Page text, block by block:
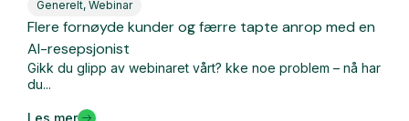
Generelt, Webinar
Flere fornøyde kunder og færre tapte anrop med en
AI-resepsjonist
Gikk du glipp av webinaret vårt? kke noe problem – nå har
du...
Les mer